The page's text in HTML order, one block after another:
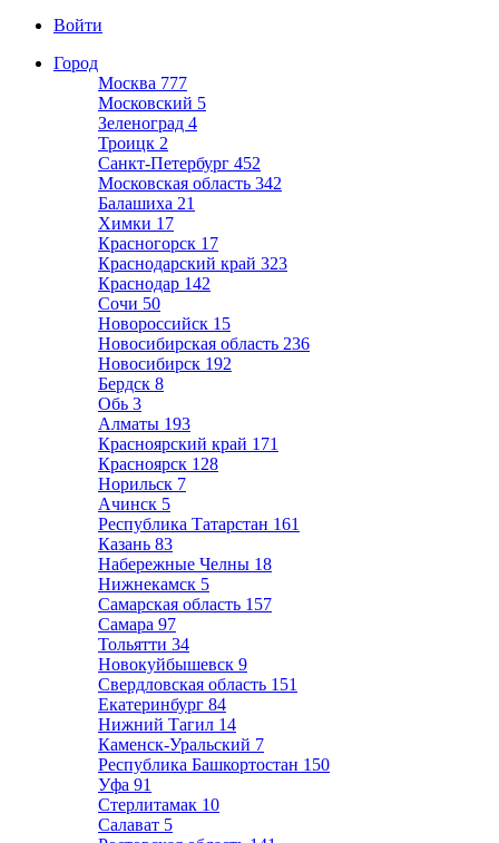
Войти
Город
Москва 777
Московский 5
Зеленоград 4
Троицк 2
Санкт-Петербург 452
Московская область 342
Балашиха 21
Химки 17
Красногорск 17
Краснодарский край 323
Краснодар 142
Сочи 50
Новороссийск 15
Новосибирская область 236
Новосибирск 192
Бердск 8
Обь 3
Алматы 193
Красноярский край 171
Красноярск 128
Норильск 7
Ачинск 5
Республика Татарстан 161
Казань 83
Набережные Челны 18
Нижнекамск 5
Самарская область 157
Самара 97
Тольятти 34
Новокуйбышевск 9
Свердловская область 151
Екатеринбург 84
Нижний Тагил 14
Каменск-Уральский 7
Республика Башкортостан 150
Уфа 91
Стерлитамак 10
Салават 5